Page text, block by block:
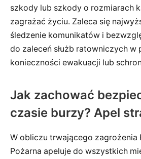
szkody lub szkody o rozmiarach
zagrażać życiu. Zaleca się
śledzenie komunikatów i
do zaleceń służb ratowniczych w
konieczności ewakuacji lub
Jak zachować
czasie burzy? Apel
W obliczu trwającego zagrożenia
Pożarna apeluje do wszystkich